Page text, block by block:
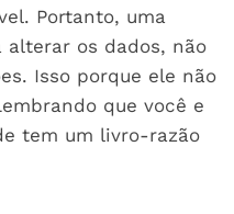
Portanto, uma
alterar os dados, não
Isso porque ele não
que você e
tem um livro-razão